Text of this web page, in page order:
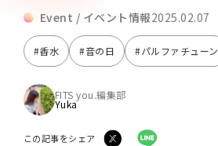
Event / イベント情報2025.02.07
#香水 #音の日 #パルファチューン
FITS you.編集部
Yuka
この記事をシェア